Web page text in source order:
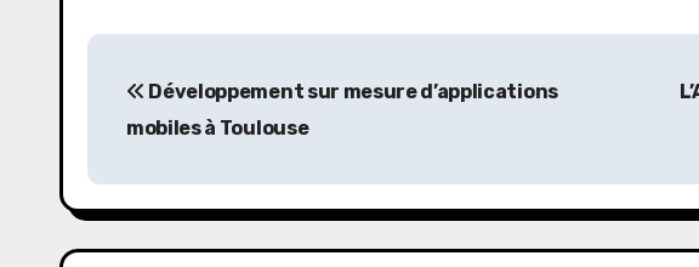
P
t
n
Développement sur mesure d’applications
mobiles à Toulouse